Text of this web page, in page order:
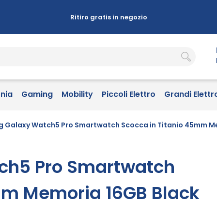
Ritiro gratis in negozio
Gaming Mobility Piccoli Elettro Grandi
Galaxy Watch5 Pro Smartwatch Scocca in Titanio 45mm
Pro Smartwatch
Memoria 16GB Black